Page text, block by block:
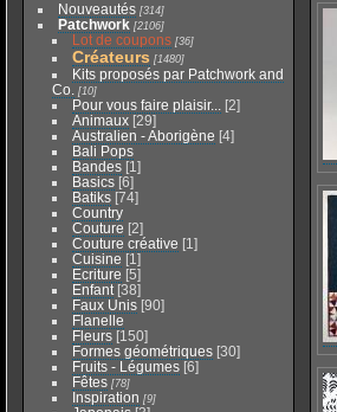
Nouveautés [314]
Patchwork [2106]
Lot de coupons [36]
Créateurs [1480]
Kits proposés par Patchwork and
Co.
[10]
Pour vous faire plaisir...
[2]
Animaux [29]
Australien - Aborigène [4]
Bali Pops
Bandes [1]
Basics [6]
Batiks [74]
Country
Couture [2]
Couture créative [1]
Cuisine [1]
Ecriture [5]
Enfant [38]
Faux Unis [90]
Flanelle
Fleurs [150]
Formes géométriques [30]
Fruits - Légumes [6]
Fêtes [78]
Inspiration [9]